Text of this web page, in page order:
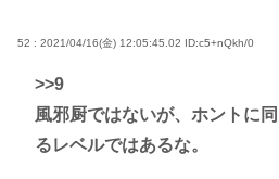
52 : 2021/04/16(金) 12:05:45.02 ID:c5+nQkh/0
>>9
風邪厨ではないが、ホントに
るレベルではあるな。